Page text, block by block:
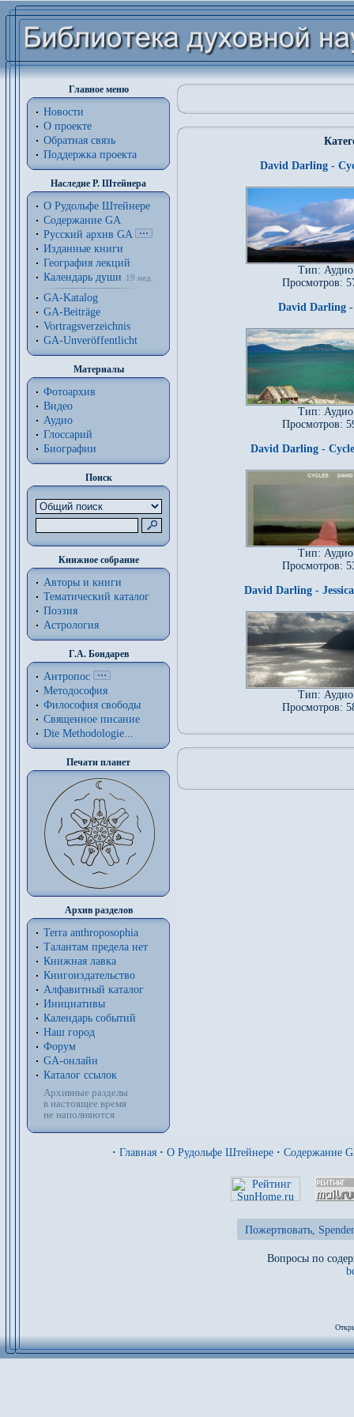
Главное меню
Новости
О проекте
Обратная связь
Поддержка проекта
Наследие Р. Штейнера
О Рудольфе Штейнере
Содержание GA
Русский архив GA
Изданные книги
География лекций
Календарь души
19 нед.
GA-Katalog
GA-Beiträge
Vortragsverzeichnis
GA-Unveröffentlicht
Материалы
Фотоархив
Видео
Аудио
Глоссарий
Биографии
Поиск
Книжное собрание
Авторы и книги
Тематический каталог
Поэзия
Астрология
Г.А. Бондарев
Антропос
Методософия
Философия cвободы
Священное писание
Die Methodologie...
Печати планет
Архив разделов
Terra anthroposophia
Талантам предела нет
Книжная лавка
Книгоиздательство
Алфавитный каталог
Инициативы
Календарь событий
Наш город
Форум
GA-онлайн
Каталог ссылок
Архивные разделы
в настоящее время
не наполняются
David Darling -
Тип: Аудио
Просмотров:
David Darling
Тип: Аудио
Просмотров:
David Darling -
Тип: Аудио
Просмотров:
David Darling -
Тип: Аудио
Просмотров:
· Главная · О Рудольфе Штейнере · Содержание
Пожертвовать,
Вопросы по